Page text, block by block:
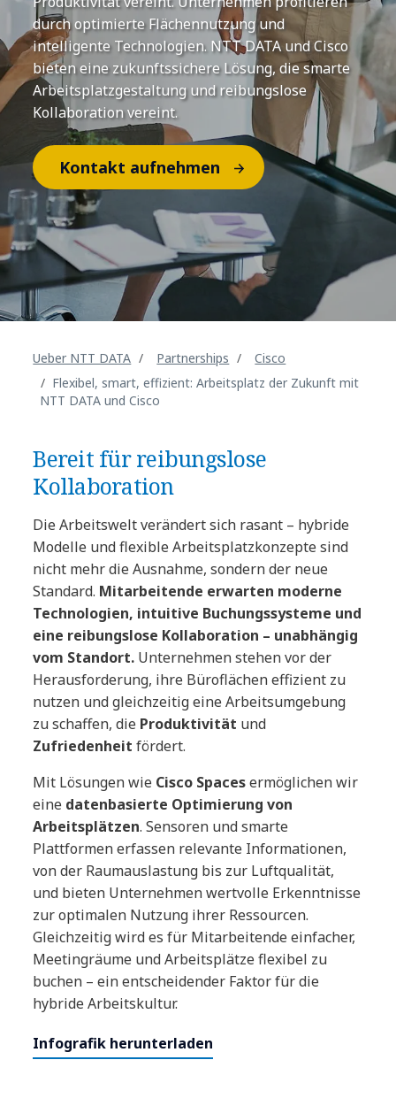
durch optimierte Flächennutzung und
intelligente Technologien. NTT DATA und Cisco
bieten eine zukunftssichere Lösung, die smarte
Arbeitsplatzgestaltung und reibungslose
Kollaboration vereint.
Kontakt aufnehmen
Ueber NTT DATA Partnerships
Cisco
Flexibel, smart, effizient: Arbeitsplatz der Zukunft mit
NTT DATA und Cisco
Bereit für reibungslose
Kollaboration
Die Arbeitswelt verändert sich rasant – hybride
Modelle und flexible Arbeitsplatzkonzepte sind
nicht mehr die Ausnahme, sondern der neue
Standard. Mitarbeitende erwarten moderne
Technologien, intuitive Buchungssysteme und
eine reibungslose Kollaboration – unabhängig
vom Standort. Unternehmen stehen vor der
Herausforderung, ihre Büroflächen effizient zu
nutzen und gleichzeitig eine Arbeitsumgebung
zu schaffen, die Produktivität und
Zufriedenheitfördert.
Mit Lösungen wie Cisco Spacesermöglichen wir
eine datenbasierte Optimierung von
Arbeitsplätzen. Sensoren und smarte
Plattformen erfassen relevante Informationen,
von der Raumauslastung bis zur Luftqualität,
und bieten Unternehmen wertvolle Erkenntnisse
zur optimalen Nutzung ihrer Ressourcen.
Gleichzeitig wird es für Mitarbeitende einfacher,
Meetingräume und Arbeitsplätze flexibel zu
buchen – ein entscheidender Faktor für die
hybride Arbeitskultur.
Infografik herunterladen